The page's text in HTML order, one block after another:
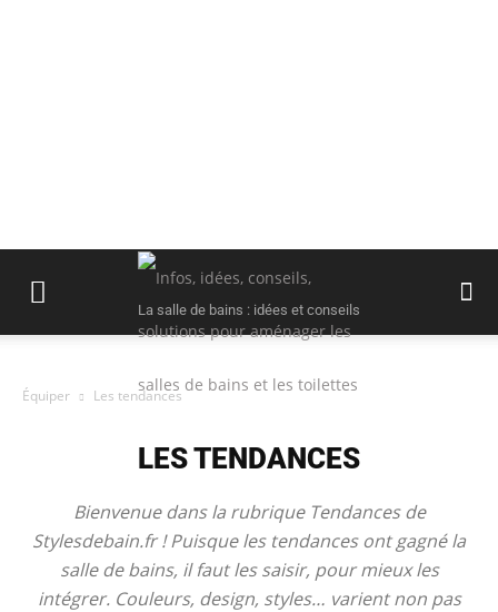
La salle de bains : idées et conseils
Équiper Les tendances
LES TENDANCES
Bienvenue dans la rubrique Tendances de
Stylesdebain.fr ! Puisque les tendances ont gagné la
salle de bains, il faut les saisir, pour mieux les
intégrer. Couleurs, design, styles… varient non pas